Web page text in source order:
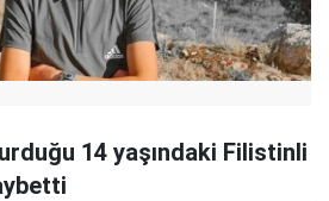
14 yaşındaki Filistinli